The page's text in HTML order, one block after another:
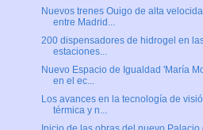
Nuevos trenes Ouigo de alta
entre Madrid...
200 dispensadores de hidrogel en
estaciones...
Nuevo Espacio de Igualdad 'María
en el ec...
Los avances en la tecnología de
térmica y n...